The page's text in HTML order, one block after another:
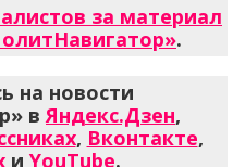
за материал
.
на новости
вЯндекс.Дзен,
, Вконтакте,
и YouTube.